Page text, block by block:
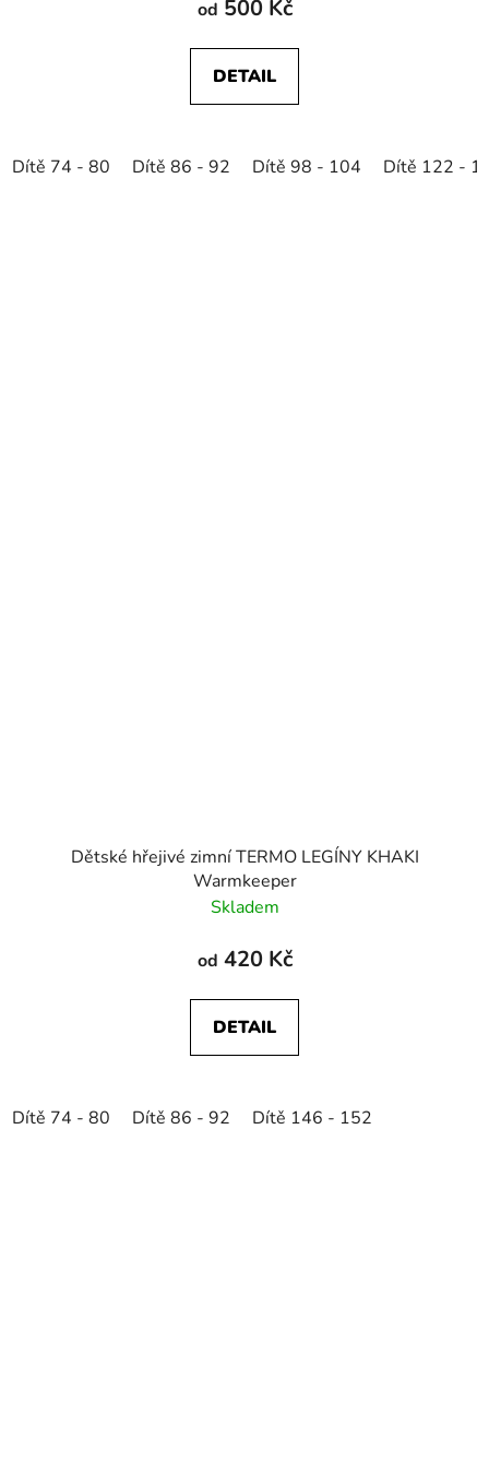
od 500 Kč
DETAIL
Dítě 74 - 80 Dítě 86 - 92 Dítě 98 - 104 Dítě 122 -
Dětské hřejivé zimní TERMO LEGÍNY KHAKI
Warmkeeper
Skladem
od 420 Kč
DETAIL
Dítě 74 - 80 Dítě 86 - 92 Dítě 146 - 152